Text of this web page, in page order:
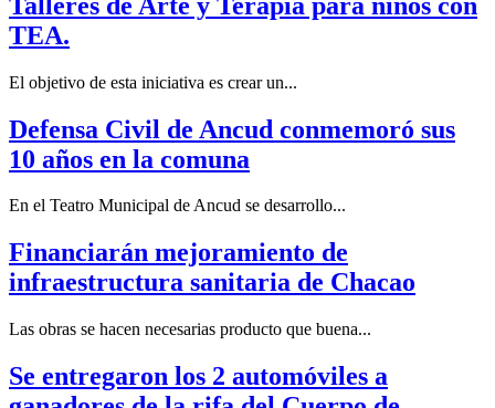
TEA.
El objetivo de esta iniciativa es crear un...
Defensa Civil de Ancud conmemoró sus
10 años en la comuna
En el Teatro Municipal de Ancud se desarrollo...
Financiarán mejoramiento de
infraestructura sanitaria de Chacao
Las obras se hacen necesarias producto que buena...
Se entregaron los 2 automóviles a